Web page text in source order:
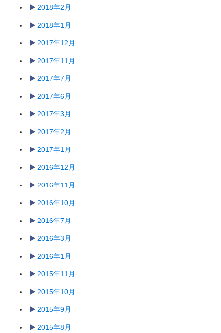
2018年2月
2018年1月
2017年12月
2017年11月
2017年7月
2017年6月
2017年3月
2017年2月
2017年1月
2016年12月
2016年11月
2016年10月
2016年7月
2016年3月
2016年1月
2015年11月
2015年10月
2015年9月
2015年8月